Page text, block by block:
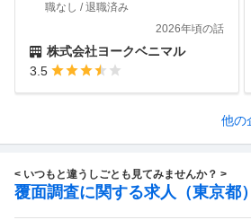
職なし / 退職済み
2026年頃の話
株式会社ヨークベニマル
3.5
他の
< いつもと違うしごとも見てみませんか？ >
覆面調査に関する求人（東京都）